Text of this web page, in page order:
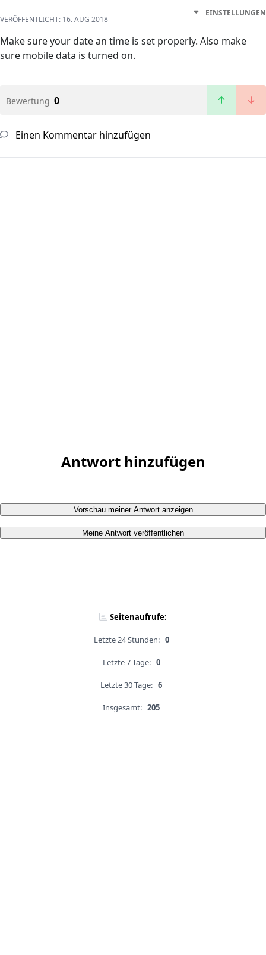
VERÖFFENTLICHT: 16. AUG 2018
EINSTELLUNGEN
Make sure your date an time is set properly. Also make
sure mobile data is turned on.
Bewertung 0
Einen Kommentar hinzufügen
Antwort hinzufügen
Vorschau meiner Antwort anzeigen
Meine Antwort veröffentlichen
Seitenaufrufe:
Letzte 24 Stunden: 0
Letzte 7 Tage: 0
Letzte 30 Tage: 6
Insgesamt: 205